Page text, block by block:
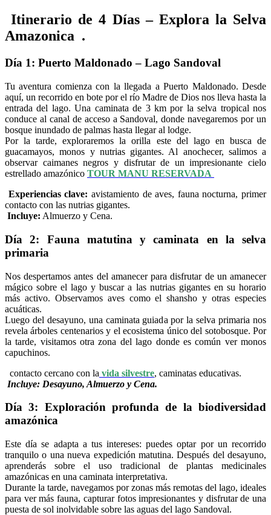
Itinerario de 4 Días – Explora la Selva
Amazonica .
Día 1: Puerto Maldonado – Lago Sandoval
Tu aventura comienza con la llegada a Puerto Maldonado. Desde
aquí, un recorrido en bote por el río Madre de Dios nos lleva hasta la
entrada del lago. Una caminata de 3 km por la selva tropical nos
conduce al canal de acceso a Sandoval, donde navegaremos por un
bosque inundado de palmas hasta llegar al lodge.
Por la tarde, exploraremos la orilla este del lago en busca de
guacamayos, monos y nutrias gigantes. Al anochecer, salimos a
observar caimanes negros y disfrutar de un impresionante cielo
estrellado amazónico TOUR MANU RESERVADA
Experiencias clave: avistamiento de aves, fauna nocturna, primer
contacto con las nutrias gigantes.
Incluye: Almuerzo y Cena.
Día 2: Fauna matutina y caminata en la selva
primaria
Nos despertamos antes del amanecer para disfrutar de un amanecer
mágico sobre el lago y buscar a las nutrias gigantes en su horario
más activo. Observamos aves como el shansho y otras especies
acuáticas.
Luego del desayuno, una caminata guiada por la selva primaria nos
revela árboles centenarios y el ecosistema único del sotobosque. Por
la tarde, visitamos otra zona del lago donde es común ver monos
capuchinos.
contacto cercano con la vida silvestre, caminatas educativas.
Incluye: Desayuno, Almuerzo y Cena.
Día 3: Exploración profunda de la biodiversidad
amazónica
Este día se adapta a tus intereses: puedes optar por un recorrido
tranquilo o una nueva expedición matutina. Después del desayuno,
aprenderás sobre el uso tradicional de plantas medicinales
amazónicas en una caminata interpretativa.
Durante la tarde, navegamos por zonas más remotas del lago, ideales
para ver más fauna, capturar fotos impresionantes y disfrutar de una
puesta de sol inolvidable sobre las aguas del lago Sandoval.